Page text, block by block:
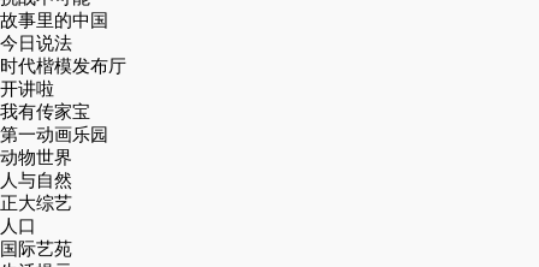
故事里的中国
今日说法
时代楷模发布厅
开讲啦
我有传家宝
第一动画乐园
动物世界
人与自然
正大综艺
人口
国际艺苑